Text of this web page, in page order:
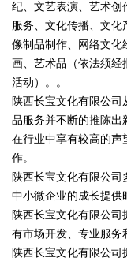
纪、文艺表演、艺术创
服务、文化传播、文
像制品制作、网络文化
画、艺术品（依法须
活动）。。
陕西长宝文化有限公
品服务并不断的推陈出
在行业中享有较高的声
作。
陕西长宝文化有限公
中小微企业的成长提供
陕西长宝文化有限公
有市场开发、专业服务
陕西长宝文化有限公